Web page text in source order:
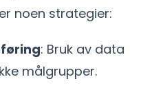
noen strategier:
: Bruk av data
målgrupper.